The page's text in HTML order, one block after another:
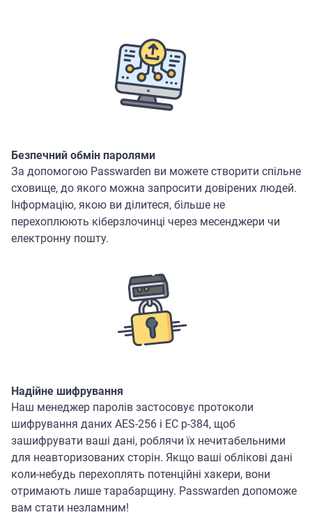
Безпечний обмін паролями
За допомогою Passwarden ви можете створити спільне
сховище, до якого можна запросити довірених людей.
Інформацію, якою ви ділитеся, більше не
перехоплюють кіберзлочинці через месенджери чи
електронну пошту.
Надійне шифрування
Наш менеджер паролів застосовує протоколи
шифрування даних AES-256 і ЕС р-384, щоб
зашифрувати ваші дані, роблячи їх нечитабельними
для неавторизованих сторін. Якщо ваші облікові дані
коли-небудь перехоплять потенційні хакери, вони
отримають лише тарабарщину. Passwarden допоможе
вам стати незламним!